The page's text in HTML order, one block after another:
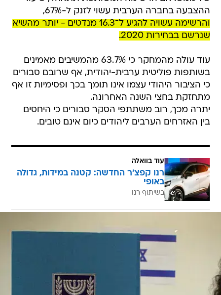
ההצבעה בחברה הערבית עשוי לזנק ל-67%,
והרשימה עשויה להגיע ל־16.3 מנדטים - יותר מהשיא
שנרשם בבחירות 2020.
עוד עולה מהמחקר כי 63.7% מהמשיבים מאמינים
בשותפות פוליטית ערבית-יהודית, אף שרובם סבורים
כי הציבור היהודי עצמו אינו תומך בכך ופסימיות זו אף
מתחזקת בחצי השנה האחרונה.
יתרה מכך, רוב משתתפי הסקר סבורים כי היחסים
בין האזרחים הערבים ליהודים כיום אינם טובים.
עוד בוואלה
רנו קפצ'ר החדשה: קטנה במידות, גדולה
באופי
בשיתוף רנו